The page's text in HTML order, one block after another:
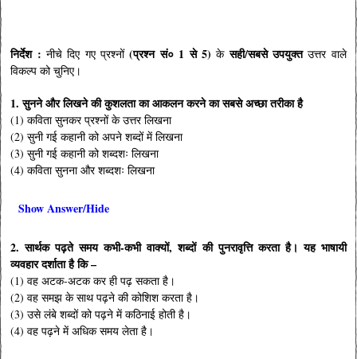
निर्देश : नीचे दिए गए प्रश्नों(प्रश्न सं० 1 से 5) केसही/सबसे उपयुक्तउत्तर वाले
विकल्प को चुनिए।
1. सुनने और लिखने की कुशलता का आकलन करने का सबसे अच्छा तरीका है
(1) कविता सुनकर प्रश्नों के उत्तर लिखना
(2) सुनी गई कहानी को अपने शब्दों में लिखना
(3) सुनी गई कहानी को शब्दशः लिखना
(4) कविता सुनना और शब्दशः लिखना
Show Answer/Hide
2. सार्थक पढ़ते समय कभी-कभी वाक्यों, शब्दों की पुनरावृत्ति करता है। यह भाषायी
व्यवहार दर्शाता है कि –
(1) वह अटक-अटक कर ही पढ़ सकता है।
(2) वह समझ के साथ पढ़ने की कोशिश करता है।
(3) उसे लंबे शब्दों को पढ़ने में कठिनाई होती है।
(4) वह पढ़ने में अधिक समय लेता है।